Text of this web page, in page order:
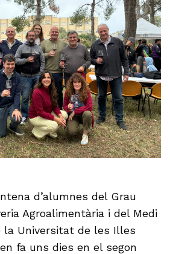
d’alumnes del Grau
Agroalimentària i del Medi
la Universitat de les Illes
fa uns dies en el segon